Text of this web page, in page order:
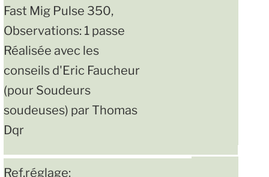
Fast Mig Pulse 350,
Observations: 1 passe
Réalisée avec les
conseils d'Eric Faucheur
(pour Soudeurs
soudeuses) par Thomas
Dqr
Ref.réglage: